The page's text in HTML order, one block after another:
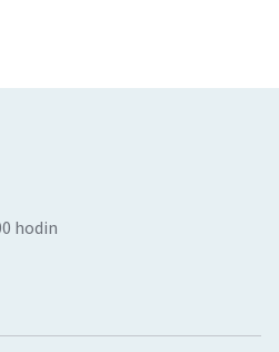
hodin